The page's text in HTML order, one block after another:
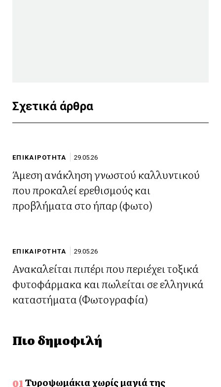
Σχετικά άρθρα
ΕΠΙΚΑΙΡΟΤΗΤΑ 29.05.26
Άμεση ανάκληση γνωστού καλλυντικού
που προκαλεί ερεθισμούς και
προβλήματα στο ήπαρ (φωτο)
ΕΠΙΚΑΙΡΟΤΗΤΑ 29.05.26
Ανακαλείται πιπέρι που περιέχει τοξικά
φυτοφάρμακα και πωλείται σε ελληνικά
καταστήματα (Φωτογραφία)
Πιο δημοφιλή
Τυροψωμάκια χωρίς μαγιά της